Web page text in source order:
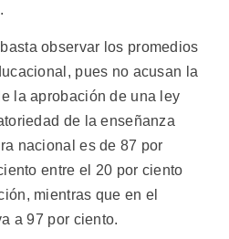
observar los promedios
pues no acusan la
la aprobación de una ley
de la enseñanza
nacional es de 87 por
entre el 20 por ciento
mientras que en el
a 97 por ciento.